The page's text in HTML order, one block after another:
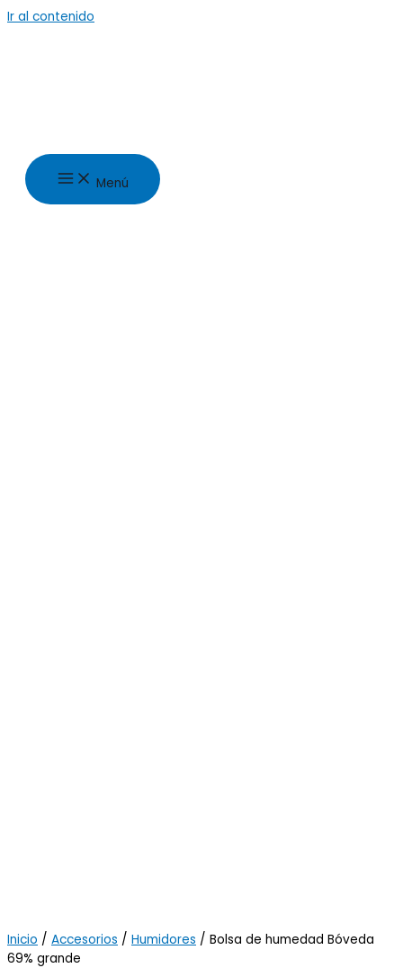
Ir al contenido
Menú
Inicio / Accesorios / Humidores / Bolsa de humedad Bóveda
69% grande